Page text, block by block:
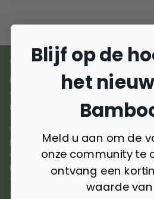
ONZE MATERIALEN
Bamboom is ontstaan uit liefde voor
combineert
producten voor kinderen te creëren.
We gebruiken
katoen, wol, kasjmier en gerecyclede
vanwege hun ademend vermogen,
huidvriendelijkheid. Ze zijn
thermoregulerend en bieden comfort
seizoen.
Blijf op de
het
Meld u aan om de
onze community te
ontvang een
waarde van